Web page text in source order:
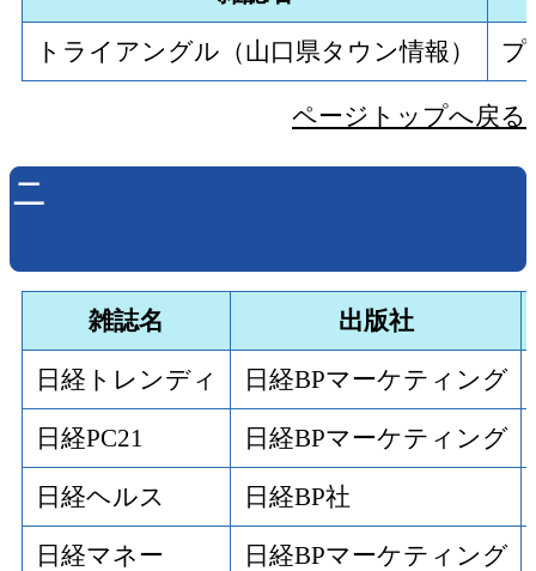
トライアングル（山口県タウン情報） プ
ページトップへ戻る
ニ
雑誌名 出版社
日経トレンディ 日経BPマーケティング
日経PC21 日経BPマーケティング
日経ヘルス 日経BP社
日経マネー 日経BPマーケティング